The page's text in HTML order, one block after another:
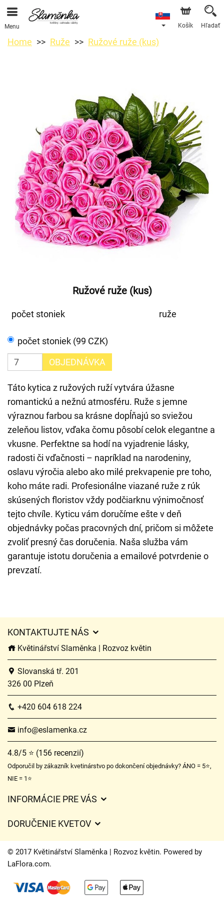
Menu Košík Hľadať
Home Ruže Ružové ruže (kus)
Ružové ruže (kus)
počet stoniek ruže
počet stoniek (99 CZK)
OBJEDNÁVKA
Táto kytica z ružových ruží vytvára úžasne
romantickú a nežnú atmosféru. Ruže s jemne
výraznou farbou sa krásne dopĺňajú so sviežou
zeleňou listov, vďaka čomu pôsobí celok elegantne a
vkusne. Perfektne sa hodí na vyjadrenie lásky,
radosti či vďačnosti – napríklad na narodeniny,
oslavu výročia alebo ako milé prekvapenie pre toho,
koho máte radi. Profesionálne viazané ruže z rúk
skúsených floristov vždy podčiarknu výnimočnosť
tejto chvíle. Kyticu vám doručíme ešte v deň
objednávky počas pracovných dní, pričom si môžete
zvoliť presný čas doručenia. Naša služba vám
garantuje istotu doručenia a emailové potvrdenie o
prevzatí.
KONTAKTUJTE NÁS
Květinářství Slaměnka | Rozvoz květin
Slovanská tř. 201
326 00 Plzeň
+420 604 618 224
info@eslamenka.cz
4.8/5 ⭐ (156 recenzií)
Odporučil by zákazník kvetinárstvo po dokončení objednávky? ÁNO = 5⭐,
NIE = 1⭐
INFORMÁCIE PRE VÁS
Časy doručenia kvetov – prehľad možností
DORUČENIE KVETOV
Poplatky za doručenie
Kam doručujeme kvety
Kontaktujte nás
© 2017 Květinářství Slaměnka | Rozvoz květin. Powered by
LaFlora.com.